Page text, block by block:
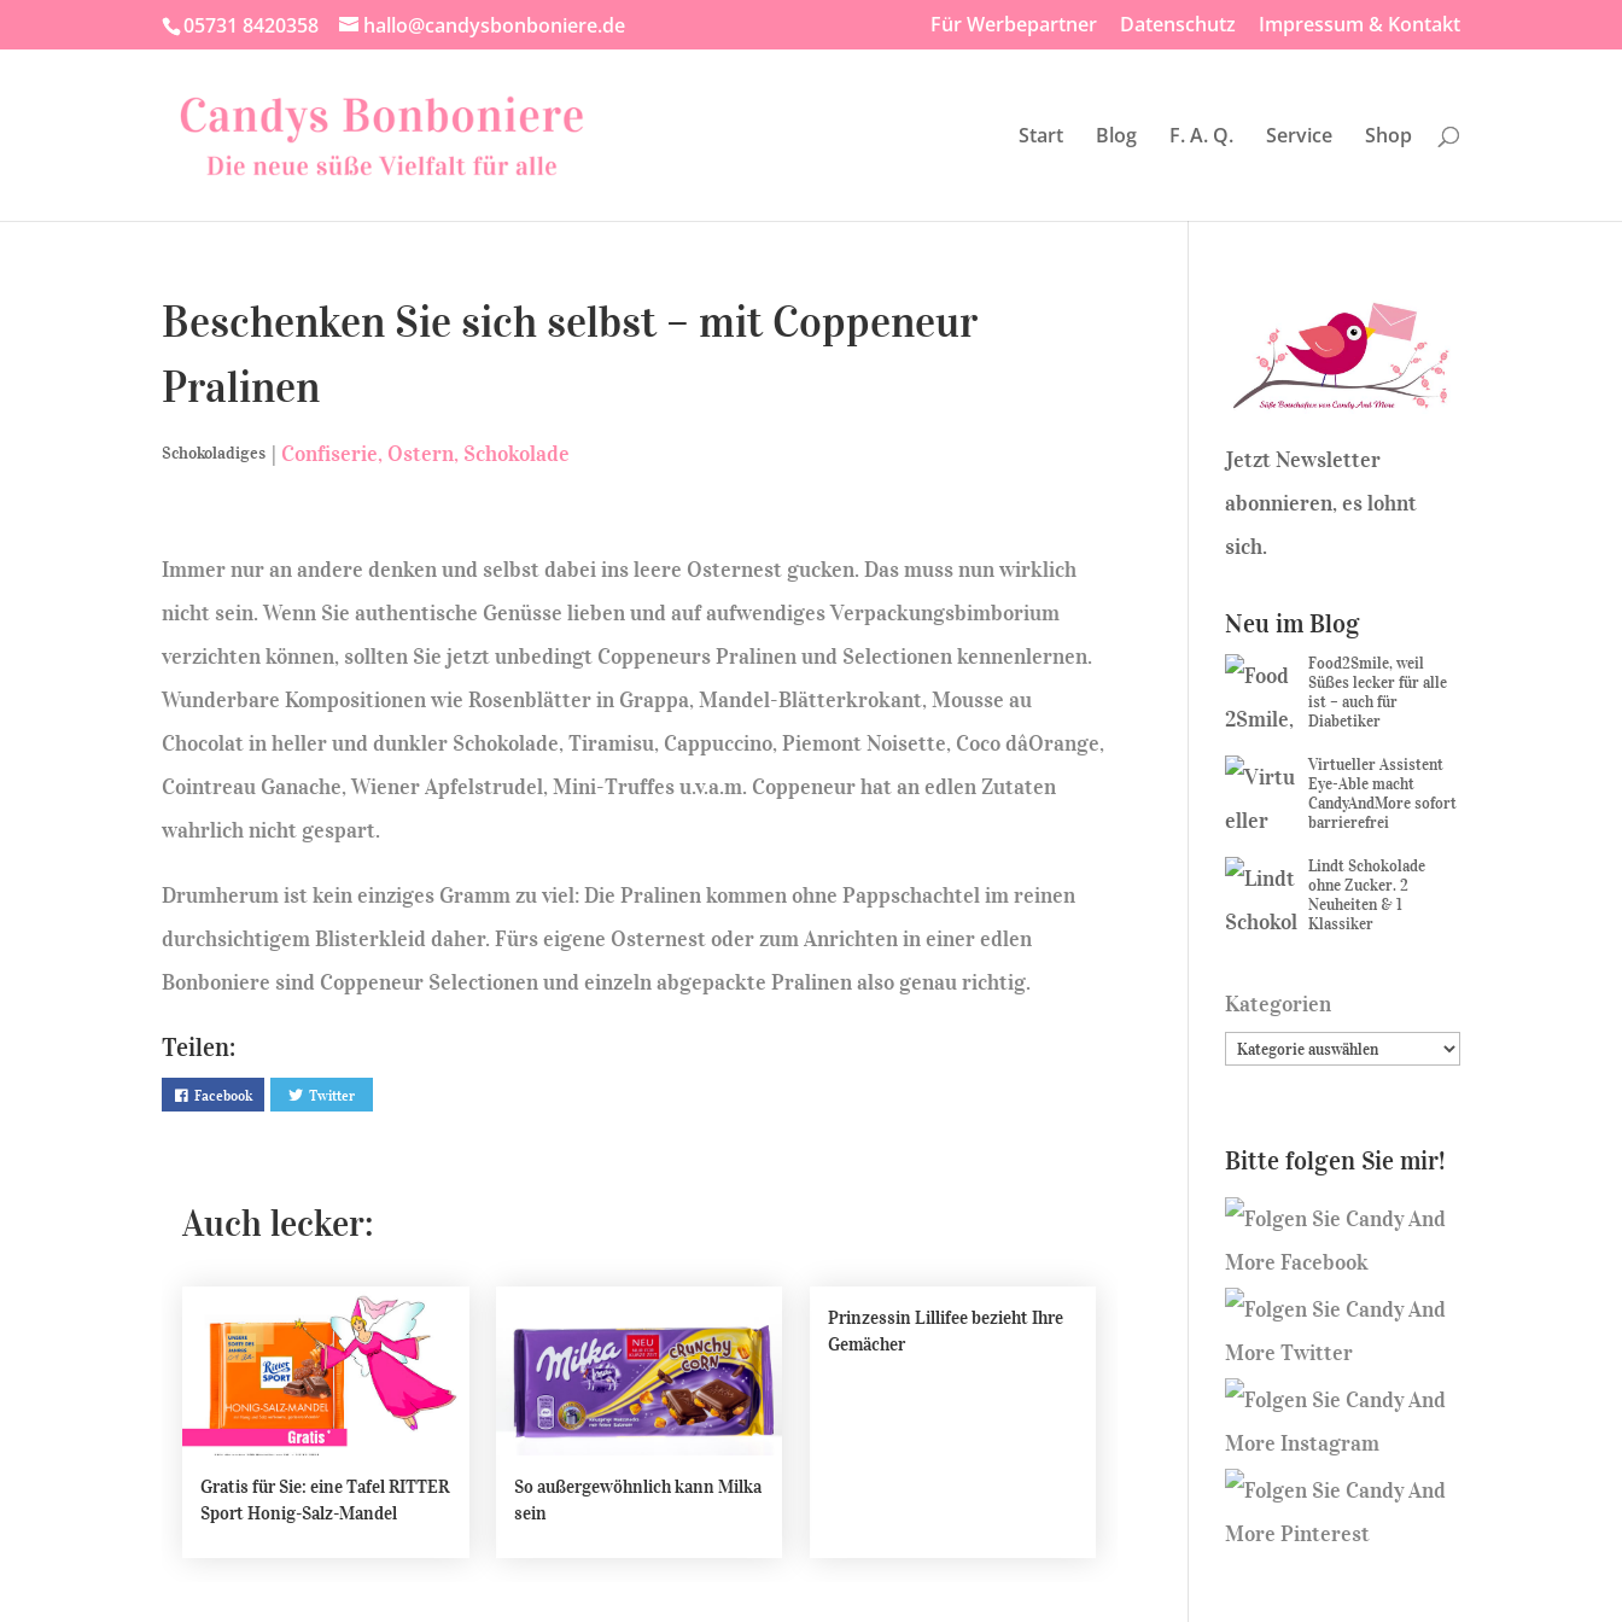
05731 8420358 hallo@candysbonboniere.de Für Werbepartner Datenschutz Impressum & Kontakt
Start Blog F. A. Q. Service Shop
Beschenken Sie sich selbst – mit Coppeneur
Pralinen
Schokoladiges | Confiserie Ostern Schokolade
Immer nur an andere denken und selbst dabei ins leere Osternest gucken. Das muss nun wirklich
nicht sein. Wenn Sie authentische Genüsse lieben und auf aufwendiges Verpackungsbimborium
verzichten können, sollten Sie jetzt unbedingt Coppeneurs Pralinen und Selectionen kennenlernen.
Wunderbare Kompositionen wie Rosenblätter in Grappa, Mandel-Blätterkrokant, Mousse au
Chocolat in heller und dunkler Schokolade, Tiramisu, Cappuccino, Piemont Noisette, Coco dâOrange,
Cointreau Ganache, Wiener Apfelstrudel, Mini-Truffes u.v.a.m. Coppeneur hat an edlen Zutaten
wahrlich nicht gespart.
Drumherum ist kein einziges Gramm zu viel: Die Pralinen kommen ohne Pappschachtel im reinen
durchsichtigem Blisterkleid daher. Fürs eigene Osternest oder zum Anrichten in einer edlen
Bonboniere sind Coppeneur Selectionen und einzeln abgepackte Pralinen also genau richtig.
Teilen:
Facebook Twitter
Auch lecker:
Gratis für Sie: eine Tafel RITTER
Sport Honig-Salz-Mandel
So außergewöhnlich kann Milka
sein
Prinzessin Lillifee bezieht Ihre
Gemächer
Jetzt Newsletter
abonnieren, es lohnt
sich.
Neu im Blog
Food2Smile, weil
Süßes lecker für alle
ist – auch für
Diabetiker
Virtueller Assistent
Eye-Able macht
CandyAndMore sofort
barrierefrei
Lindt Schokolade
ohne Zucker. 2
Neuheiten & 1
Klassiker
Kategorien
Bitte folgen Sie mir!